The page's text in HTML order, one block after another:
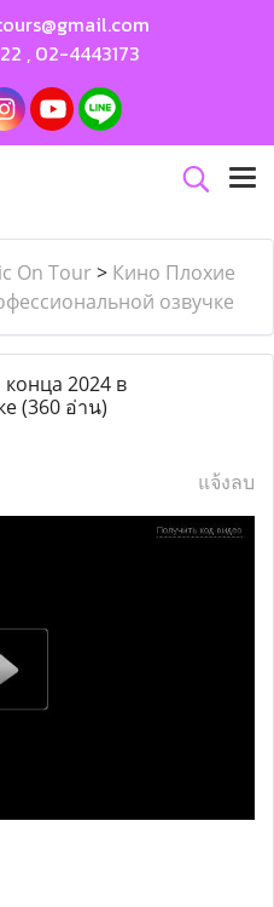
, 02-4443173
On Tour > Кино Плохие
озвучке
2024 в
(360 อ่าน)
แจ้งลบ